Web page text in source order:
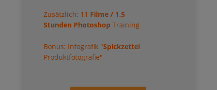
Zusätzlich: 11 Filme / 1,5
Stunden Photoshop Training
Bonus: Infografik "Spickzettel
Produktfotografie"